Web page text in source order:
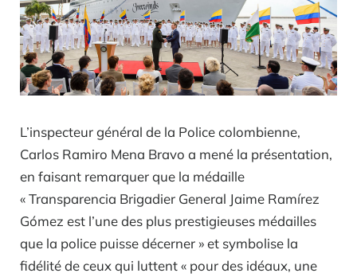
L’inspecteur général de la Police colombienne,
Carlos Ramiro Mena Bravo a mené la présentation,
en faisant remarquer que la médaille
« Transparencia Brigadier General Jaime Ramírez
Gómez est l’une des plus prestigieuses médailles
que la police puisse décerner » et symbolise la
fidélité de ceux qui luttent « pour des idéaux, une